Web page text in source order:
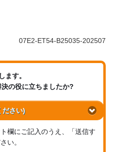
07E2-ET54-B25035-202507
ます。
の役に立ちましたか?
ださい)
欄にご記入のうえ、「送信す
い。